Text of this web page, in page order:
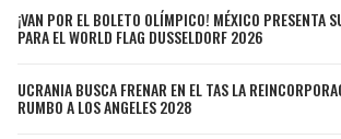
COPA SUDAMERICANA
OTRAS LIGAS
BENGALS
BROWNS
BUCKS
HAWKS
¡VAN POR EL BOLETO OLÍMPICO! MÉXICO PRESENTA
PARA EL WORLD FLAG DUSSELDORF 2026
UCRANIA BUSCA FRENAR EN EL TAS LA
RUMBO A LOS ANGELES 2028